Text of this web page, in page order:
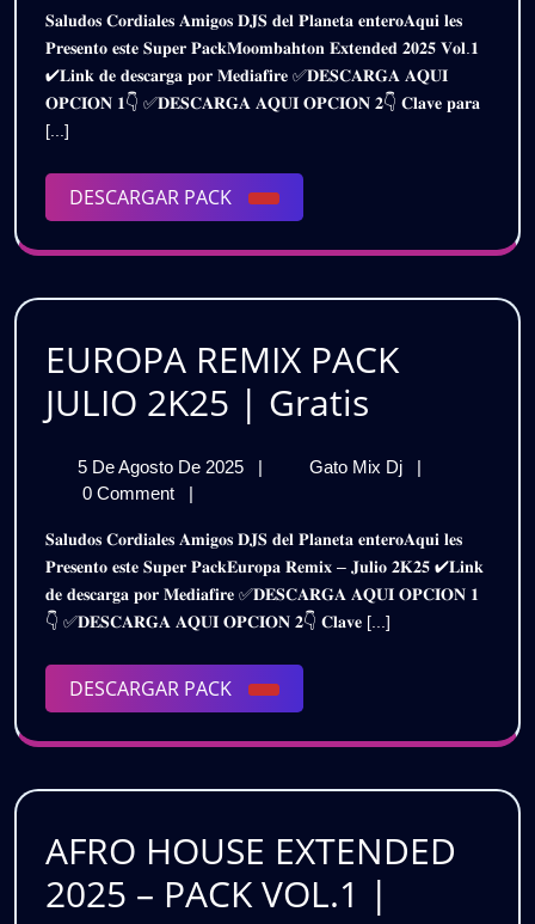
2025
–
VOL.1
Gratis
De
2025
2025
–
VOL.1
|
𝐒𝐚𝐥𝐮𝐝𝐨𝐬 𝐂𝐨𝐫𝐝𝐢𝐚𝐥𝐞𝐬 𝐀𝐦𝐢𝐠𝐨𝐬 𝐃𝐉𝐒 𝐝𝐞𝐥 𝐏𝐥𝐚𝐧𝐞𝐭𝐚 𝐞𝐧𝐭𝐞𝐫𝐨𝐀𝐪𝐮𝐢 𝐥𝐞𝐬
𝐏𝐫𝐞𝐬𝐞𝐧𝐭𝐨 𝐞𝐬𝐭𝐞 𝐒𝐮𝐩𝐞𝐫 𝐏𝐚𝐜𝐤𝐌𝐨𝐨𝐦𝐛𝐚𝐡𝐭𝐨𝐧 𝐄𝐱𝐭𝐞𝐧𝐝𝐞𝐝 𝟐𝟎𝟐𝟓 𝐕𝐨𝐥.𝟏
✔𝐋𝐢𝐧𝐤 𝐝𝐞 𝐝𝐞𝐬𝐜𝐚𝐫𝐠𝐚 𝐩𝐨𝐫 𝐌𝐞𝐝𝐢𝐚𝐟𝐢𝐫𝐞 ✅𝐃𝐄𝐒𝐂𝐀𝐑𝐆𝐀 𝐀𝐐𝐔𝐈
𝐎𝐏𝐂𝐈𝐎𝐍 𝟏👇 ✅𝐃𝐄𝐒𝐂𝐀𝐑𝐆𝐀 𝐀𝐐𝐔𝐈 𝐎𝐏𝐂𝐈𝐎𝐍 𝟐👇 𝐂𝐥𝐚𝐯𝐞 𝐩𝐚𝐫𝐚
[...]
DESCARGAR PACK
DESCARGAR
PACK
EUROPA REMIX PACK
JULIO 2K25 | Gratis
PACK
JULIO
2K25
|
5 De Agosto De 2025
De
2025
| Gato Mix Dj
EUROPA
JULIO
2K25
|
|
0 Comment
|
𝐒𝐚𝐥𝐮𝐝𝐨𝐬 𝐂𝐨𝐫𝐝𝐢𝐚𝐥𝐞𝐬 𝐀𝐦𝐢𝐠𝐨𝐬 𝐃𝐉𝐒 𝐝𝐞𝐥 𝐏𝐥𝐚𝐧𝐞𝐭𝐚 𝐞𝐧𝐭𝐞𝐫𝐨𝐀𝐪𝐮𝐢 𝐥𝐞𝐬
𝐏𝐫𝐞𝐬𝐞𝐧𝐭𝐨 𝐞𝐬𝐭𝐞 𝐒𝐮𝐩𝐞𝐫 𝐏𝐚𝐜𝐤𝐄𝐮𝐫𝐨𝐩𝐚 𝐑𝐞𝐦𝐢𝐱 – 𝐉𝐮𝐥𝐢𝐨 𝟐𝐊𝟐𝟓 ✔𝐋𝐢𝐧𝐤
𝐝𝐞 𝐝𝐞𝐬𝐜𝐚𝐫𝐠𝐚 𝐩𝐨𝐫 𝐌𝐞𝐝𝐢𝐚𝐟𝐢𝐫𝐞 ✅𝐃𝐄𝐒𝐂𝐀𝐑𝐆𝐀 𝐀𝐐𝐔𝐈 𝐎𝐏𝐂𝐈𝐎𝐍 𝟏
👇 ✅𝐃𝐄𝐒𝐂𝐀𝐑𝐆𝐀 𝐀𝐐𝐔𝐈 𝐎𝐏𝐂𝐈𝐎𝐍 𝟐👇 𝐂𝐥𝐚𝐯𝐞 [...]
DESCARGAR PACK
DESCARGAR
PACK
AFRO HOUSE EXTENDED
2025 – PACK VOL.1 |